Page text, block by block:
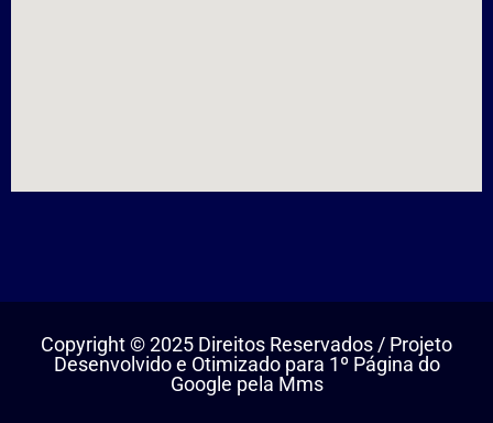
Copyright © 2025 Direitos Reservados / Projeto
Desenvolvido e Otimizado para 1º Página do
Google pela Mms